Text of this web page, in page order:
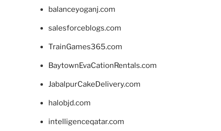
balanceyoganj.com
salesforceblogs.com
TrainGames365.com
BaytownEvaCationRentals.com
JabalpurCakeDelivery.com
halobjd.com
intelligenceqatar.com